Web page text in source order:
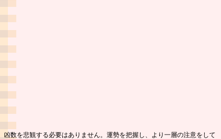
凶数を悲観する必要はありません。運勢を把握し、より一層の注意をして